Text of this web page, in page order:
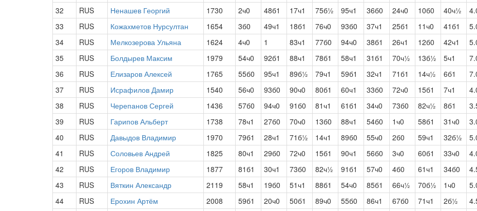
32
RUS Ненашев Георгий 1730 2ч0 48б1 17ч1 75б½ 95ч1 36б0 24ч0 10б0 40ч½
33
RUS Кожахметов Нурсултан 1654 3б0 49ч1 18б1 76ч0 93б0 37ч1 25б1 11ч0 41б1
34
RUS Мелкозерова Ульяна 1624 4ч0 1 83ч1 77б0 94ч0 38б1 26ч1 12б0 42ч1
35
RUS Болдырев Максим 1979 54ч0 92б1 88ч1 78б1 58ч1 31б1 70ч½ 13б½ 5ч1
36
RUS Елизаров Алексей 1765 55б0 95ч1 89б½ 79ч1 59б1 32ч1 71б1 14ч½ 6б1
37
RUS Исрафилов Дамир 1540 56ч0 93б0 90ч0 80б1 60ч1 33б0 72ч0 15б1 7ч1
38
RUS Черепанов Сергей 1436 57б0 94ч0 91б0 81ч1 61б1 34ч0 73б0 82ч½ 8б1
39
RUS Гарипов Альберт 1738 78ч1 27б0 70ч0 13б0 88ч1 54б0 1ч0 58б1 31ч0
40
RUS Давыдов Владимир 1970 79б1 28ч1 71б½ 14ч1 89б0 55ч0 2б0 59ч1 32б½
41
RUS Соловьев Андрей 1825 80ч1 29б0 72ч0 15б1 90ч1 56б0 3ч0 60б1 33ч0
42
RUS Егоров Владимир 1877 81б1 30ч1 73б0 82ч½ 91б1 57ч0 4б0 61ч1 34б0
43
RUS Вяткин Александр 2119 58ч1 19б0 51ч1 88б1 54ч0 85б1 66ч½ 70б½ 1ч0
44
RUS Ерохин Артём 2008 59б1 20ч0 50б1 89ч0 55б0 86ч1 67б0 71ч1 2б½